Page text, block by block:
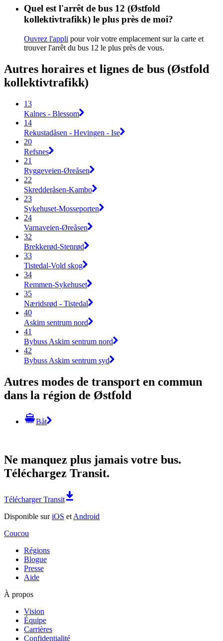
Quel est l'arrêt de bus 12 (Østfold
kollektivtrafikk) le plus près de moi?
Ouvrez l'appli pour voir votre emplacement sur la carte et
trouver l'arrêt du bus 12 le plus près de vous.
Autres horaires et lignes de bus (Østfold
kollektivtrafikk)
13
Kalnes - Blessom
14
Rekustadåsen - Hevingen - Ise
20
Refsnes
21
Ryggeveien-Øreåsen
22
Skredderåsen-Kambo
23
Sykehuset-Mosseporten
24
Varnaveien-Øreåsen
32
Brekkerød-Stenrød
33
Tistedal-Vold skog
34
Remmen-Sykehuset
35
Næridsrød - Tistedal
40
Askim sentrum nord
41
Bybuss Askim sentrum nord
42
Bybuss Askim sentrum syd
Autres modes de transport en commun
dans la région de Østfold
Båt
Ne manquez plus jamais votre bus.
Téléchargez Transit.
Télécharger Transit
Disponible suriOS et Android
Coucou
Régions
Blogue
Presse
Aide
À propos
Vision
Équipe
Carrières
Confidentialité